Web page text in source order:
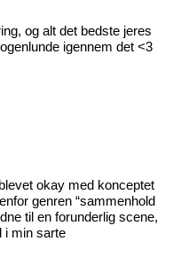
og alt det bedste jeres
igennem det <3
okay med konceptet
genren “sammenhold
til en forunderlig scene,
i min sarte